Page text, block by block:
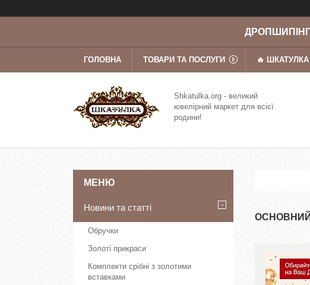
ДРОПШИПІНГ
ГОЛОВНА ТОВАРИ ТА ПОСЛУГИ 🔥 ШКАТУЛКА
Shkatulka.org - великий
ювелірний маркет для всієї
родини!
ОСНОВНИЙ
Новини та статті
Обручки
Золоті прикраси
Комплекти срібні з золотими
вставками